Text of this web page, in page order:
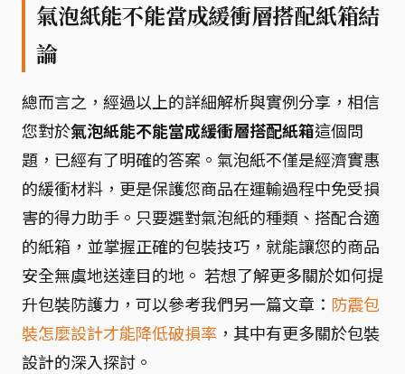
氣泡紙能不能當成緩衝層搭配紙箱結
論
總而言之，經過以上的詳細解析與實例分享，相信
您對於氣泡紙能不能當成緩衝層搭配紙箱這個問
題，已經有了明確的答案。氣泡紙不僅是經濟實惠
的緩衝材料，更是保護您商品在運輸過程中免受損
害的得力助手。只要選對氣泡紙的種類、搭配合適
的紙箱，並掌握正確的包裝技巧，就能讓您的商品
安全無虞地送達目的地。 若想了解更多關於如何提
升包裝防護力，可以參考我們另一篇文章： 防震包
裝怎麼設計才能降低破損率 ，其中有更多關於包裝
設計的深入探討。